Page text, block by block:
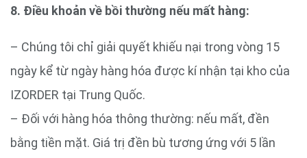
8. Điều khoản về bồi thường nếu mất hàng:
– Chúng tôi chỉ giải quyết khiếu nại trong vòng 15
ngày kể từ ngày hàng hóa được kí nhận tại kho của
IZORDER tại Trung Quốc.
– Đối với hàng hóa thông thường: nếu mất, đền
bằng tiền mặt. Giá trị đền bù tương ứng với 5 lần